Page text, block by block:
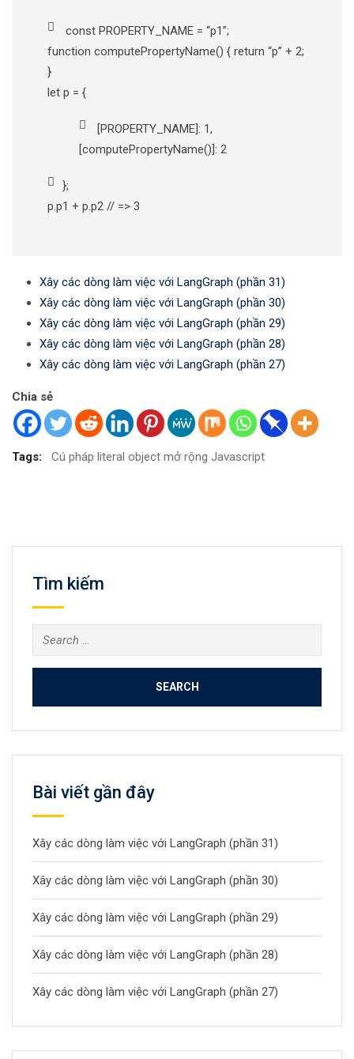
const PROPERTY_NAME = “p1”;
function computePropertyName() { return “p” + 2;
}
let p = {
[PROPERTY_NAME]: 1,
[computePropertyName()]: 2
};
p.p1 + p.p2 // => 3
Xây các dòng làm việc với LangGraph (phần 31)
Xây các dòng làm việc với LangGraph (phần 30)
Xây các dòng làm việc với LangGraph (phần 29)
Xây các dòng làm việc với LangGraph (phần 28)
Xây các dòng làm việc với LangGraph (phần 27)
Chia sẻ
Tags: Cú pháp literal object mở rộng Javascript
Tìm kiếm
Search
for:
Bài viết gần đây
Xây các dòng làm việc với LangGraph (phần 31)
Xây các dòng làm việc với LangGraph (phần 30)
Xây các dòng làm việc với LangGraph (phần 29)
Xây các dòng làm việc với LangGraph (phần 28)
Xây các dòng làm việc với LangGraph (phần 27)